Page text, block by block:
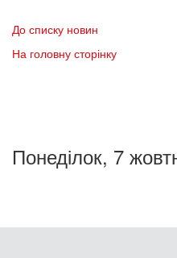
До списку новин
На головну сторінку
Понеділок, 7